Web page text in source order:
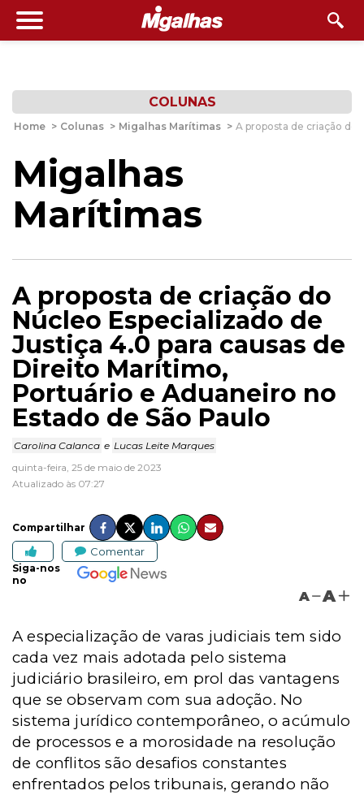
COLUNAS
Home > Colunas > Migalhas Marítimas > A proposta de criação do
Migalhas
Marítimas
A proposta de criação do
Núcleo Especializado de
Justiça 4.0 para causas de
Direito Marítimo,
Portuário e Aduaneiro no
Estado de São Paulo
Carolina Calanca e Lucas Leite Marques
quinta-feira, 25 de maio de 2023
Atualizado às 07:27
Compartilhar
Comentar
Siga-nos
no
A A
A especialização de varas judiciais tem sido
cada vez mais adotada pelo sistema
judiciário brasileiro, em prol das vantagens
que se observam com sua adoção. No
sistema jurídico contemporâneo, o acúmulo
de processos e a morosidade na resolução
de conflitos são desafios constantes
enfrentados pelos tribunais, gerando não